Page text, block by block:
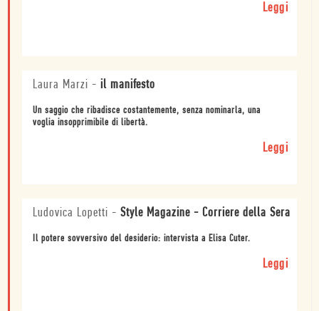
Leggi
Laura Marzi - il manifesto
Un saggio che ribadisce costantemente, senza nominarla, una
voglia insopprimibile di libertà.
Leggi
Ludovica Lopetti - Style Magazine - Corriere della Sera
Il potere sovversivo del desiderio: intervista a Elisa Cuter.
Leggi